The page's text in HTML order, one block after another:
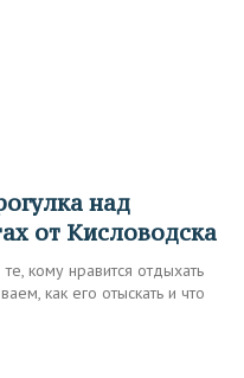
от Кисловодска
кому нравится отдыхать
как его отыскать и что